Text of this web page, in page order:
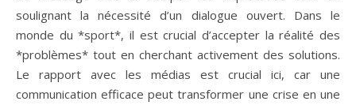
soulignant la nécessité d’un dialogue ouvert. Dans le
monde du *sport*, il est crucial d’accepter la réalité des
*problèmes* tout en cherchant activement des solutions.
Le rapport avec les médias est crucial ici, car une
communication efficace peut transformer une crise en une